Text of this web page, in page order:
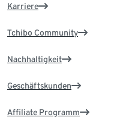
Karriere
Tchibo Community
Nachhaltigkeit
Geschäftskunden
Affiliate Programm